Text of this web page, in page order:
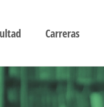
Carreras